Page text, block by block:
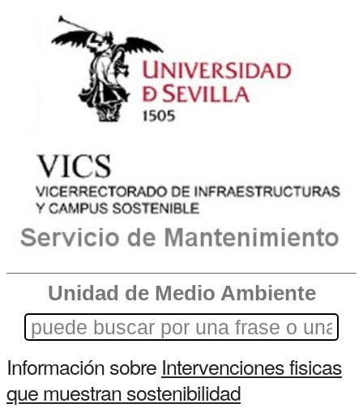
Unidad de Medio Ambiente
Información sobre Intervenciones fisicas
que muestran sostenibilidad